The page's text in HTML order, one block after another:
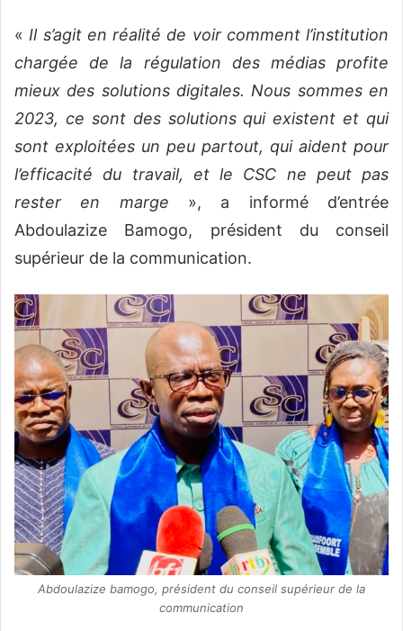
« Il s’agit en réalité de voir comment l’institution
chargée de la régulation des médias profite
mieux des solutions digitales. Nous sommes en
2023, ce sont des solutions qui existent et qui
sont exploitées un peu partout, qui aident pour
l’efficacité du travail, et le CSC ne peut pas
rester en marge », a informé d’entrée
Abdoulazize Bamogo, président du conseil
supérieur de la communication.
Abdoulazize bamogo, président du conseil supérieur de la
communication